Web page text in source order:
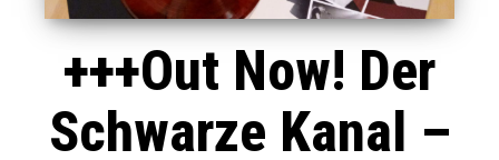
+++Out Now! Der
Schwarze Kanal –